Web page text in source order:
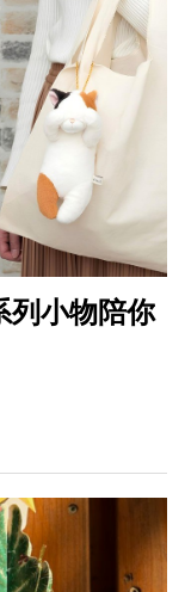
列小物陪你